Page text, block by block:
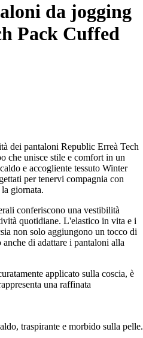
da jogging
Pack Cuffed
dei pantaloni Republic Erreà Tech
che unisce stile e comfort in un
e accogliente tessuto Winter
per tenervi compagnia con
giornata.
conferiscono una vestibilità
quotidiane. L'elastico in vita e i
non solo aggiungono un tocco di
di adattare i pantaloni alla
applicato sulla coscia, è
una raffinata
traspirante e morbido sulla pelle.